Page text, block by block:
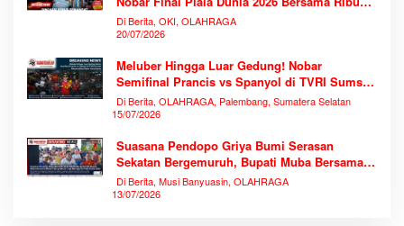
Warga
Di Berita, OKI, OLAHRAGA
20/07/2026
Meluber Hingga Luar Gedung! Nobar
Semifinal Prancis vs Spanyol di TVRI Sumsel
Memecahkan Rekor Antusiasme
Di Berita, OLAHRAGA, Palembang, Sumatera Selatan
15/07/2026
Suasana Pendopo Griya Bumi Serasan
Sekatan Bergemuruh, Bupati Muba Bersama
Ribuan Warga Nobar Laga Bersejarah Piala
Dunia 2026
Di Berita, Musi Banyuasin, OLAHRAGA
13/07/2026